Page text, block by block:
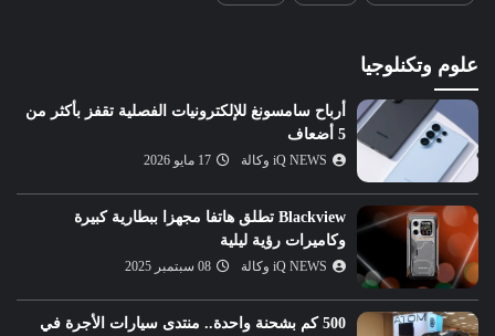
علوم وتكنلوجيا
أرباح سامسونغ للإلكترونيات الفصلية تقفز بأكثر من
5 أضعاف
iQ NEWS وكالة 17 مايو 2026
Blackview تطلق هاتفا مجهزا ببطارية كبيرة
وكاميرات رؤية ليلية
iQ NEWS وكالة 08 سبتمبر 2025
500 كم بشحنة واحدة.. منتدى سيارات الأجرة في